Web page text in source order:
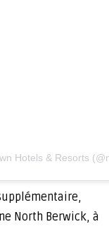
Hotels & Resorts
North Berwick, à